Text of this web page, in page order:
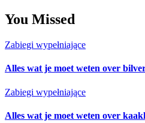
You Missed
Zabiegi wypełniające
Alles wat je moet weten over
Zabiegi wypełniające
Alles wat je moet weten over